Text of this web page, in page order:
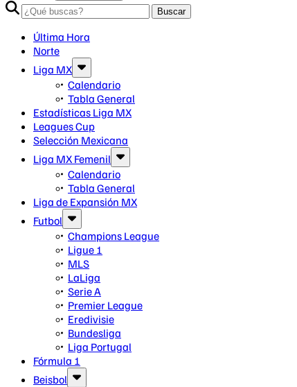
Buscar
Última Hora
Norte
Liga MX
Calendario
Tabla General
Estadísticas Liga MX
Leagues Cup
Selección Mexicana
Liga MX Femenil
Calendario
Tabla General
Liga de Expansión MX
Futbol
Champions League
Ligue 1
MLS
LaLiga
Serie A
Premier League
Eredivisie
Bundesliga
Liga Portugal
Fórmula 1
Beisbol